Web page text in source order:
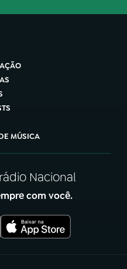
MÚSICA
Nacional
com você.